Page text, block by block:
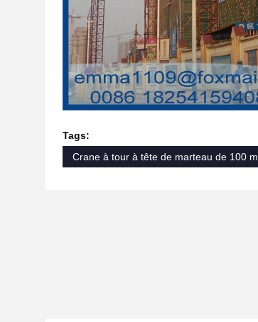
Tags:
Crane à tour à tête de marteau de 100 m